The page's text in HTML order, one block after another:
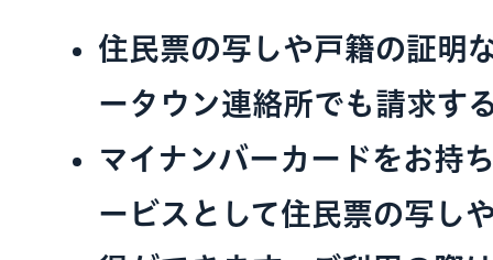
住民票の写しや戸籍の証明
ータウン連絡所でも請求す
マイナンバーカードをお持
ービスとして住民票の写し